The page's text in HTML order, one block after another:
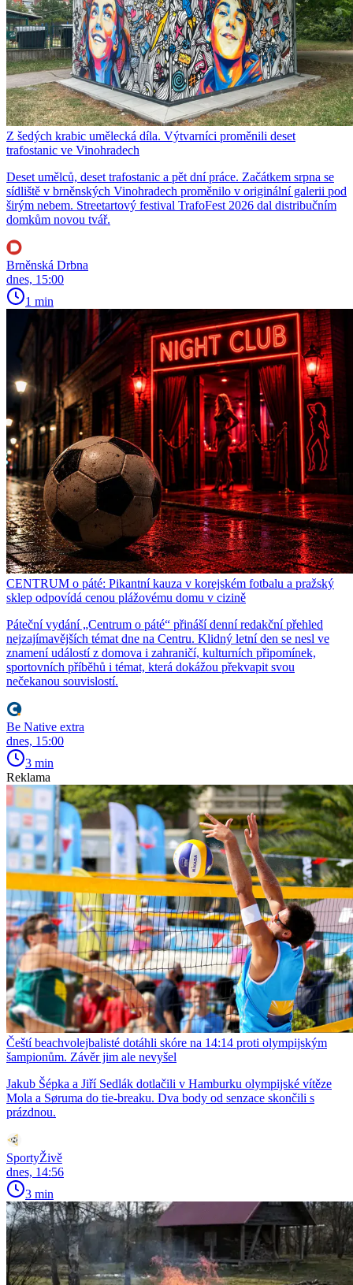
Z šedých krabic umělecká díla. Výtvarníci proměnili deset
trafostanic ve Vinohradech
Deset umělců, deset trafostanic a pět dní práce. Začátkem srpna se
sídliště v brněnských Vinohradech proměnilo v originální galerii pod
širým nebem. Streetartový festival TrafoFest 2026 dal distribučním
domkům novou tvář.
Brněnská Drbna
dnes, 15:00
1 min
CENTRUM o páté: Pikantní kauza v korejském fotbalu a pražský
sklep odpovídá cenou plážovému domu v cizině
Páteční vydání „Centrum o páté“ přináší denní redakční přehled
nejzajímavějších témat dne na Centru. Klidný letní den se nesl ve
znamení událostí z domova i zahraničí, kulturních připomínek,
sportovních příběhů i témat, která dokážou překvapit svou
nečekanou souvislostí.
Be Native extra
dnes, 15:00
3 min
Reklama
Čeští beachvolejbalisté dotáhli skóre na 14:14 proti olympijským
šampionům. Závěr jim ale nevyšel
Jakub Šépka a Jiří Sedlák dotlačili v Hamburku olympijské vítěze
Mola a Søruma do tie-breaku. Dva body od senzace skončili s
prázdnou.
SportyŽivě
dnes, 14:56
3 min